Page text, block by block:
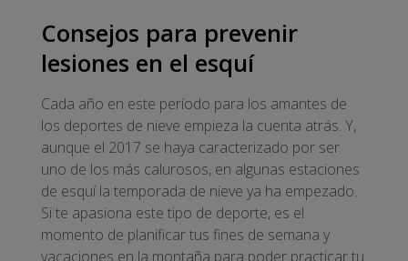
Consejos para prevenir
lesiones en el esquí
Cada año en este período para los amantes de
los deportes de nieve empieza la cuenta atrás. Y,
aunque el 2017 se haya caracterizado por ser
uno de los más calurosos, en algunas estaciones
de esquí la temporada de nieve ya ha empezado.
Si te apasiona este tipo de deporte, es el
momento de planificar tus fines de semana y
vacaciones en la montaña para poder practicar tu